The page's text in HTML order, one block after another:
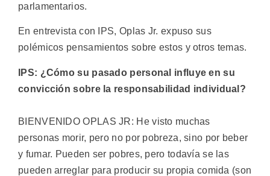
parlamentarios.
En entrevista con IPS, Oplas Jr. expuso sus
polémicos pensamientos sobre estos y otros temas.
IPS: ¿Cómo su pasado personal influye en su
convicción sobre la responsabilidad individual?
BIENVENIDO OPLAS JR: He visto muchas
personas morir, pero no por pobreza, sino por beber
y fumar. Pueden ser pobres, pero todavía se las
pueden arreglar para producir su propia comida (son